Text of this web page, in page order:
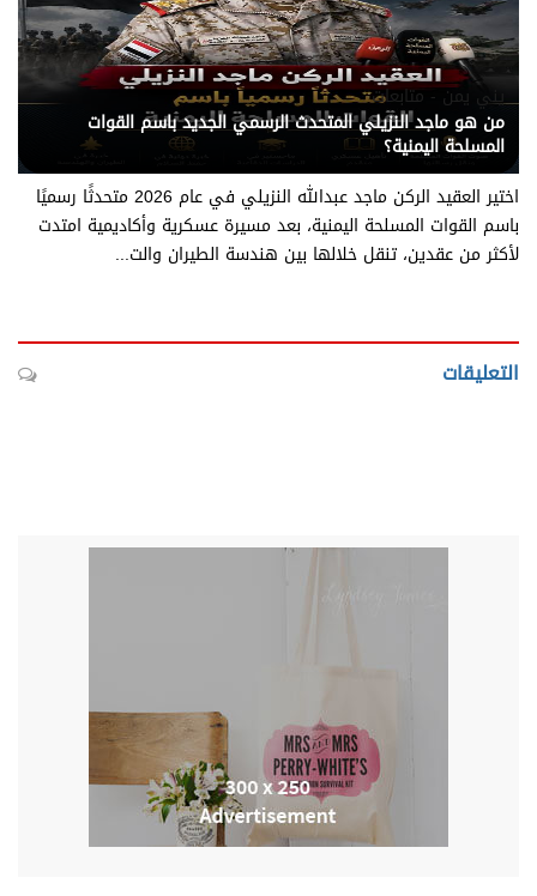
يني يمن - متابعات
من هو ماجد النزيلي المتحدث الرسمي الجديد باسم القوات
المسلحة اليمنية؟
اختير العقيد الركن ماجد عبدالله النزيلي في عام 2026 متحدثًا رسميًا
باسم القوات المسلحة اليمنية، بعد مسيرة عسكرية وأكاديمية امتدت
لأكثر من عقدين، تنقل خلالها بين هندسة الطيران والت...
التعليقات